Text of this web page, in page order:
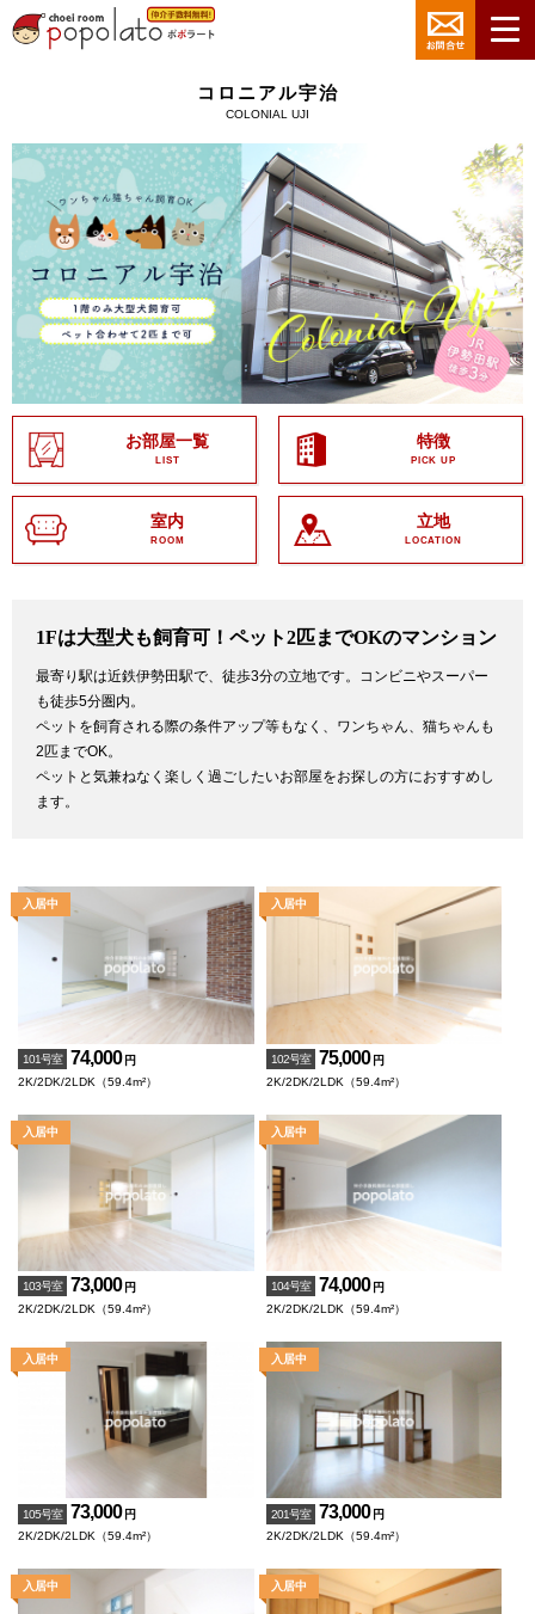
コロニアル宇治
COLONIAL UJI
お部屋一覧
LIST
特徴
PICK UP
室内
ROOM
立地
LOCATION
1Fは大型犬も飼育可！ペット2匹までOKのマンション
最寄り駅は近鉄伊勢田駅で、徒歩3分の立地です。コンビニやスーパー
も徒歩5分圏内。
ペットを飼育される際の条件アップ等もなく、ワンちゃん、猫ちゃんも
2匹までOK。
ペットと気兼ねなく楽しく過ごしたいお部屋をお探しの方におすすめし
ます。
101号室 74,000 円
2K/2DK/2LDK（59.4m²）
102号室 75,000 円
2K/2DK/2LDK（59.4m²）
103号室 73,000 円
2K/2DK/2LDK（59.4m²）
104号室 74,000 円
2K/2DK/2LDK（59.4m²）
105号室 73,000 円
2K/2DK/2LDK（59.4m²）
201号室 73,000 円
2K/2DK/2LDK（59.4m²）